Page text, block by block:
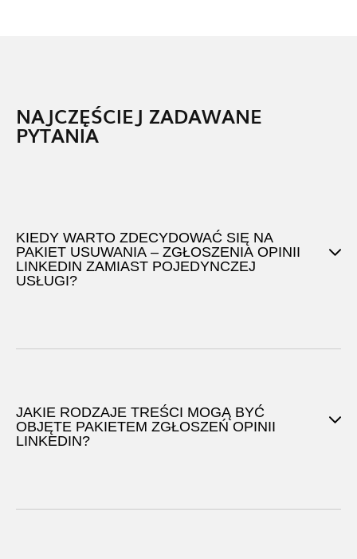
NAJCZĘŚCIEJ ZADAWANE
PYTANIA
KIEDY WARTO ZDECYDOWAĆ SIĘ NA
PAKIET USUWANIA – ZGŁOSZENIA OPINII
LINKEDIN ZAMIAST POJEDYNCZEJ
USŁUGI?
JAKIE RODZAJE TREŚCI MOGĄ BYĆ
OBJĘTE PAKIETEM ZGŁOSZEŃ OPINII
LINKEDIN?